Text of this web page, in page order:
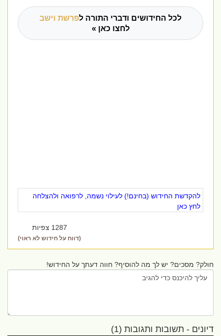
לכל החידושים ודברי התורה לפרשת וישב
לחצו כאן »
להקדשת החידוש (בחינם!) לעילוי נשמה, לרפואה ולהצלחה
לחץ כאן
1287 צפיות
(דווח על חידוש לא ראוי)
חולק? מסכים? יש לך מה להוסיף? חווה דעתך על החידוש!
דיונים - תשובות ותגובות (1)